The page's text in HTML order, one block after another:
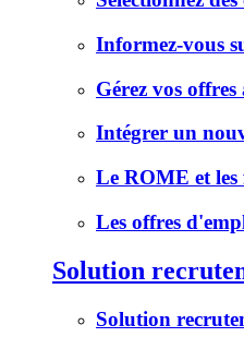
Informez-vous
Gérez vos
Intégrer un
Le ROME et les
Les offres
Solution
Solution